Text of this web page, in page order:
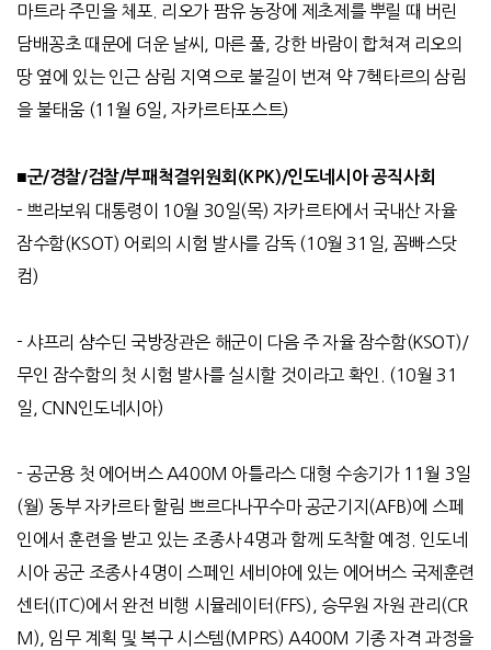
마트라 주민을 체포
리오가 팜유 농장에 제초제를 뿌릴 때 버린
담배꽁초 때문에 더운 날씨
마른 풀 강한 바람이 합쳐져 리오의
땅 옆에 있는 인근 삼림 지역으로 불길이 번져 약7헥타르의 삼림
을 불태움 (11 월 6일 ,자카르타포스트)
■군/경찰/검찰/부패척결위원회(KPK)/인도네시아 공직사회
- 쁘라보워 대통령이 10월 30일(목) 자카르타에서 국내산 자율
잠수함(KSOT) 어뢰의 시험 발사를 감독(10월 31 일 꼼빠스닷
컴)
- 샤프리 샴수딘 국방장관은 해군이 다음 주 자율 잠수함(KSOT)/
무인 잠수함의 첫 시험 발사를 실시할 것이라고 확인
. (10월 31
일 , CNN인도네시아)
- 공군용 첫 에어버스 A400M 아틀라스 대형 수송기가11 월 3일
(월) 동부 자카르타 할림 쁘르다나꾸수마 공군기지 (AFB)에 스페
인에서 훈련을 받고 있는 조종사4명과 함께 도착할 예정
인도네
시아 공군 조종사4명이 스페인 세비야에 있는 에어버스 국제훈련
센터(ITC)에서 완전 비행 시뮬레이터 (FFS), 승무원 자원 관리 (CR
M), 임무 계획 및 복구 시스템(MPRS) A400M 기종 자격 과정을